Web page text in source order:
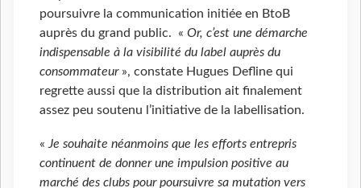
poursuivre la communication initiée en BtoB
auprès du grand public. « Or, c’est une démarche
indispensable à la visibilité du label auprès du
consommateur», constate Hugues Defline qui
regrette aussi que la distribution ait finalement
assez peu soutenu l’initiative de la labellisation.
« Je souhaite néanmoins que les efforts entrepris
continuent de donner une impulsion positive au
marché des clubs pour poursuivre sa mutation vers